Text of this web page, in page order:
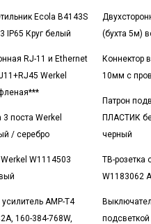
Ecola B4143S
IP65 Круг белый
RJ-11 и Ethernet
Werkel
3 поста Werkel
/ серебро
W1114503
AMP-T4
160-384-768W,
(бухта 5м)
Коннектор
10мм с
Патрон
ПЛАСТИК
черный
ТВ-розетка
W1183062